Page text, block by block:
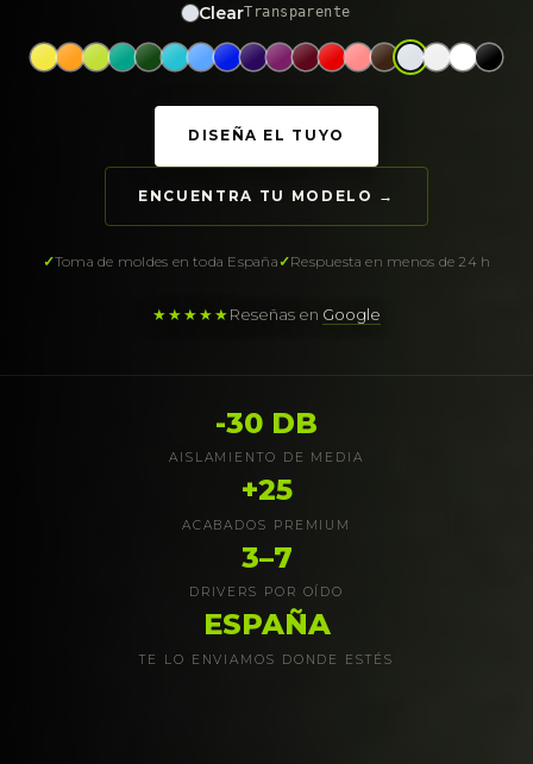
ClearTransparente
DISEÑA EL TUYO
ENCUENTRA TU MODELO →
Toma de moldes en toda España Respuesta en menos de 24 h
★★★★★Reseñas en Google
-30 DB
AISLAMIENTO DE MEDIA
+25
ACABADOS PREMIUM
3–7
DRIVERS POR OÍDO
ESPAÑA
TE LO ENVIAMOS DONDE ESTÉS